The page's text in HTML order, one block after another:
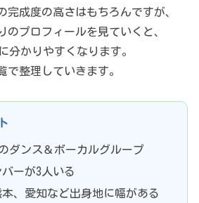
完成度の高さはもちろんですが、
のプロフィールを見ていくと、
分かりやすくなります。
で整理していきます。
のダンス＆ボーカルグループ
ーが3人いる
、愛知など出身地に幅がある